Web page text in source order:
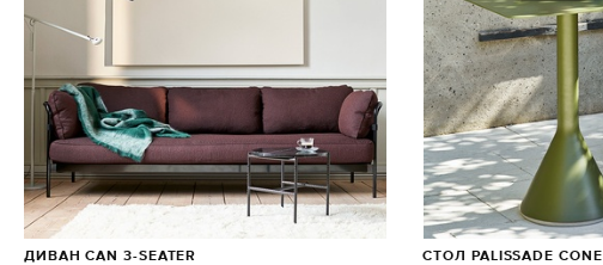
ДИВАН CAN 3-SEATER СТОЛ PALISSADE CONE